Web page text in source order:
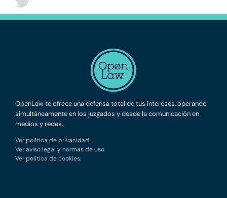
OpenLaw te ofrece una defensa total de tus intereses, operando
simultáneamente en los juzgados y desde la comunicación en
medios y redes.
Ver política de privacidad.
Ver aviso legal y normas de uso.
Ver política de cookies.